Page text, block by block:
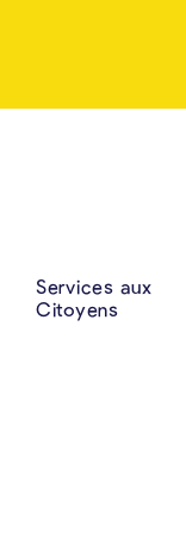
Services aux
Citoyens